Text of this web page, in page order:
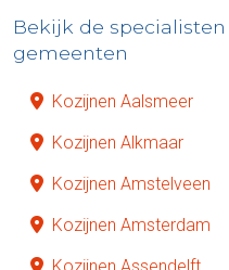
Bekijk de
gemeenten
Kozijnen Aalsmeer
Kozijnen Alkmaar
Kozijnen Amstelveen
Kozijnen Amsterdam
Kozijnen Assendelft